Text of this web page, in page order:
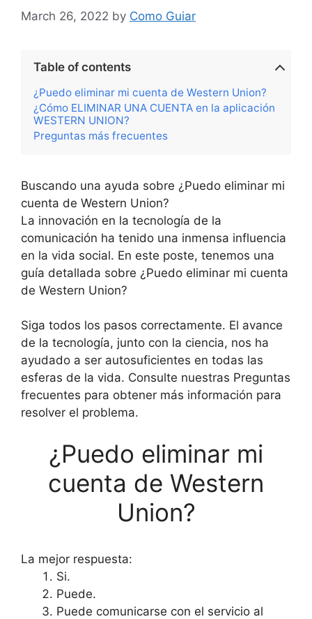
March 26, 2022 by Como Guiar
Table of contents
¿Puedo eliminar mi cuenta de Western Union?
¿Cómo ELIMINAR UNA CUENTA en la aplicación
WESTERN UNION?
Preguntas más frecuentes
Buscando una ayuda sobre ¿Puedo eliminar mi
cuenta de Western Union?
La innovación en la tecnología de la
comunicación ha tenido una inmensa influencia
en la vida social. En este poste, tenemos una
guía detallada sobre ¿Puedo eliminar mi cuenta
de Western Union?
Siga todos los pasos correctamente. El avance
de la tecnología, junto con la ciencia, nos ha
ayudado a ser autosuficientes en todas las
esferas de la vida. Consulte nuestras Preguntas
frecuentes para obtener más información para
resolver el problema.
¿Puedo eliminar mi
cuenta de Western
Union?
La mejor respuesta:
Si.
Puede.
Puede comunicarse con el servicio al